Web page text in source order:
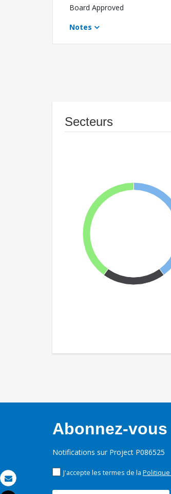
Email
Board Approved
Notes
Secteurs
Abonnez-
Notifications sur Project P086525
J'accepte les termes de la